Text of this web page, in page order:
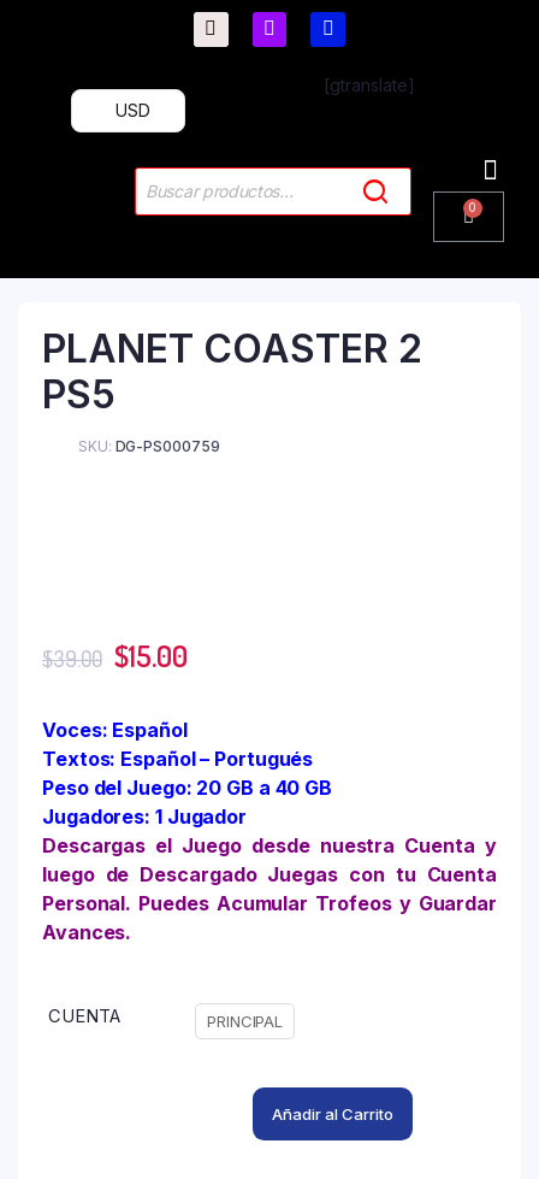
[gtranslate]
USD
PLANET COASTER 2
PS5
SKU: DG-PS000759
$39.00 $15.00
Voces: Español
Textos: Español – Portugués
Peso del Juego: 20 GB a 40 GB
Jugadores: 1 Jugador
Descargas el Juego desde nuestra Cuenta y
luego de Descargado Juegas con tu Cuenta
Personal. Puedes Acumular Trofeos y Guardar
Avances.
CUENTA PRINCIPAL
Añadir al Carrito